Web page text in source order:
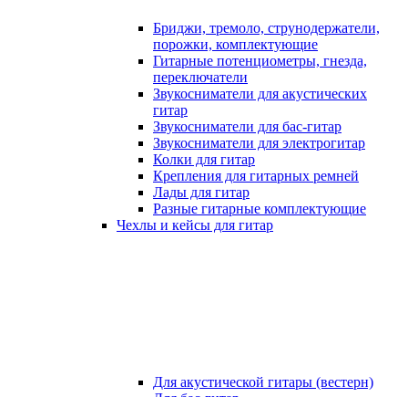
Бриджи, тремоло, струнодержатели,
порожки, комплектующие
Гитарные потенциометры, гнезда,
переключатели
Звукосниматели для акустических
гитар
Звукосниматели для бас-гитар
Звукосниматели для электрогитар
Колки для гитар
Крепления для гитарных ремней
Лады для гитар
Разные гитарные комплектующие
Чехлы и кейсы для гитар
Для акустической гитары (вестерн)